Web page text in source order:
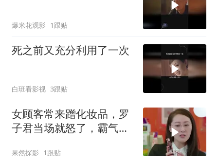
爆米花观影 1跟贴
死之前又充分利用了一次
白班看影视 3跟贴
女顾客常来蹭化妆品，罗
子君当场就怒了，霸气回
果然探影 1跟贴